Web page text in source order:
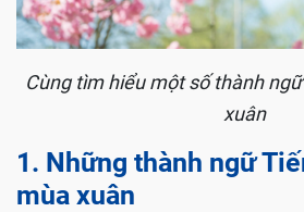
Cùng tìm hiểu một số thành
xuân
1. Những thành ngữ
mùa xuân